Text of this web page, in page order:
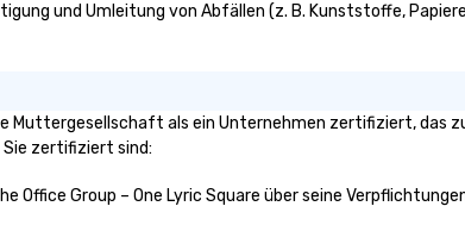
und Umleitung von Abfällen (z. B. Kunststoffe,
Muttergesellschaft als ein Unternehmen zertifiziert, das
Sie zertifiziert sind:
Group – One Lyric Square über seine